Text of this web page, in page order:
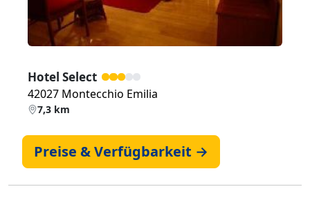
Hotel Select
42027 Montecchio Emilia
7,3 km
Preise & Verfügbarkeit →